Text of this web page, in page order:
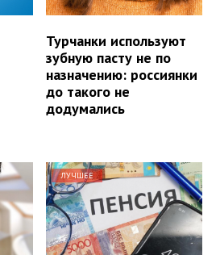
Турчанки используют
зубную пасту не по
назначению: россиянки
до такого не
додумались
ЛУЧШЕЕ